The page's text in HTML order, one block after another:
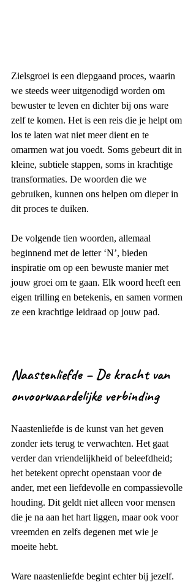
Zielsgroei is een diepgaand proces, waarin
we steeds weer uitgenodigd worden om
bewuster te leven en dichter bij ons ware
zelf te komen. Het is een reis die je helpt om
los te laten wat niet meer dient en te
omarmen wat jou voedt. Soms gebeurt dit in
kleine, subtiele stappen, soms in krachtige
transformaties. De woorden die we
gebruiken, kunnen ons helpen om dieper in
dit proces te duiken.
De volgende tien woorden, allemaal
beginnend met de letter ‘N’, bieden
inspiratie om op een bewuste manier met
jouw groei om te gaan. Elk woord heeft een
eigen trilling en betekenis, en samen vormen
ze een krachtige leidraad op jouw pad.
Naastenliefde – De kracht van
onvoorwaardelijke verbinding
Naastenliefde is de kunst van het geven
zonder iets terug te verwachten. Het gaat
verder dan vriendelijkheid of beleefdheid;
het betekent oprecht openstaan voor de
ander, met een liefdevolle en compassievolle
houding. Dit geldt niet alleen voor mensen
die je na aan het hart liggen, maar ook voor
vreemden en zelfs degenen met wie je
moeite hebt.
Ware naastenliefde begint echter bij jezelf.